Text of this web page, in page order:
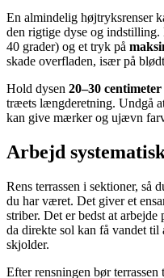
En almindelig højtryksrenser
den rigtige dyse og indstilling.
40 grader) og et tryk på
skade overfladen, især på
Hold dysen 20–30 centimeter
træets længderetning. Undgå
kan give mærker og ujævn
Arbejd
Rens terrassen i sektioner, så
du har været. Det giver et
striber. Det er bedst at arbejde
da direkte sol kan få vandet
skjolder.
Efter rensningen bør